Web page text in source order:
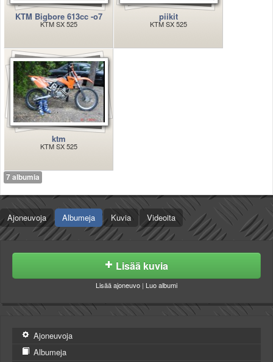
Oulun sää
Kuopion sää
MUUT
VIP-jäsenyys
Paidat ja vaatteet
Suunnittele oma paita
Mainostus
Palaute
Kevytversio
KTM Bigbore 613cc -o7
KTM SX 525
piikit
KTM SX 525
ktm
KTM SX 525
7 albumia
Ajoneuvoja Albumeja Kuvia Videoita
Lisää kuvia
Lisää ajoneuvo | Luo albumi
Ajoneuvoja
Albumeja